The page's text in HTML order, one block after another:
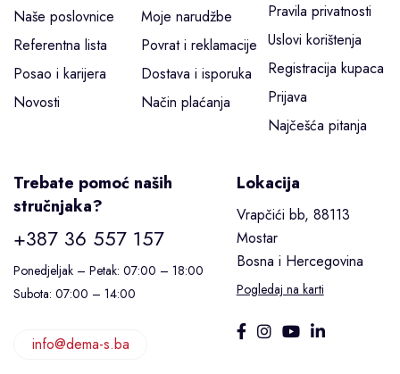
Naše poslovnice
Referentna lista
Posao i karijera
Novosti
Moje narudžbe
Povrat i reklamacije
Dostava i isporuka
Način plaćanja
Pravila privatnosti
Uslovi korištenja
Registracija kupaca
Prijava
Najčešća pitanja
Trebate pomoć naših
stručnjaka?
+387 36 557 157
Ponedjeljak – Petak: 07:00 – 18:00
Subota: 07:00 – 14:00
info@dema-s.ba
Lokacija
Vrapčići bb, 88113
Mostar
Bosna i Hercegovina
Pogledaj na karti